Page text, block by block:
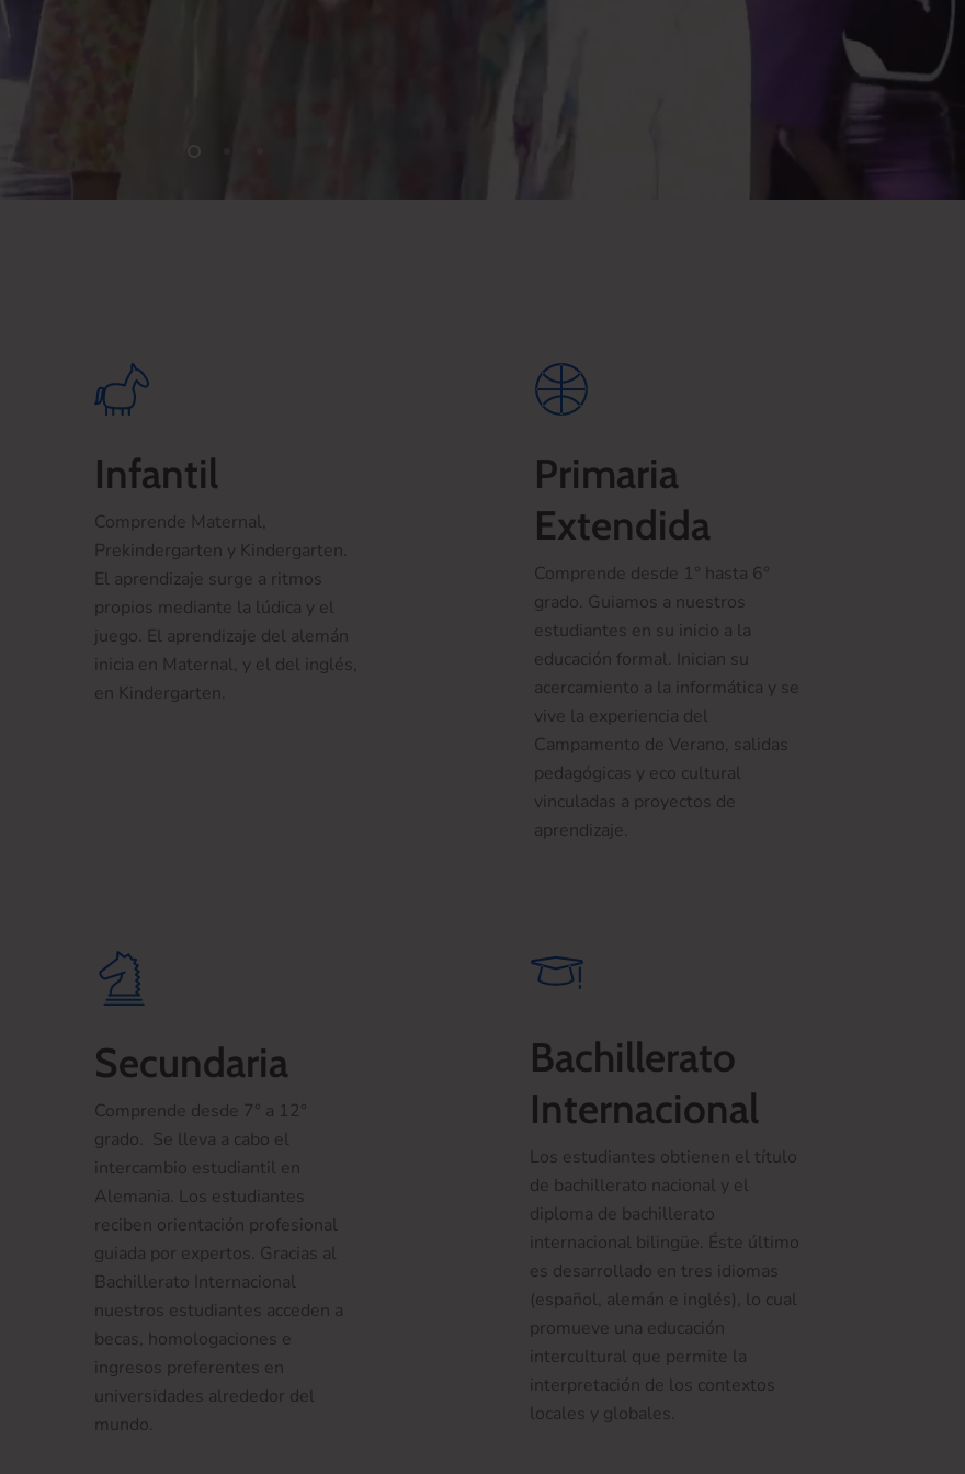
Infantil
Comprende Maternal,
Prekindergarten y Kindergarten.
El aprendizaje surge a ritmos
propios mediante la lúdica y el
juego. El aprendizaje del alemán
inicia en Maternal, y el del inglés,
en Kindergarten.
Primaria
Extendida
Comprende desde 1° hasta 6°
grado. Guiamos a nuestros
estudiantes en su inicio a la
educación formal. Inician su
acercamiento a la informática y se
vive la experiencia del
Campamento de Verano, salidas
pedagógicas y eco cultural
vinculadas a proyectos de
aprendizaje.
Secundaria
Comprende desde 7° a 12°
grado. Se lleva a cabo el
intercambio estudiantil en
Alemania. Los estudiantes
reciben orientación profesional
guiada por expertos. Gracias al
Bachillerato Internacional
nuestros estudiantes acceden a
becas, homologaciones e
ingresos preferentes en
universidades alrededor del
mundo.
Bachillerato
Internacional
Los estudiantes obtienen el título
de bachillerato nacional y el
diploma de bachillerato
internacional bilingüe. Éste último
es desarrollado en tres idiomas
(español, alemán e inglés), lo cual
promueve una educación
intercultural que permite la
interpretación de los contextos
locales y globales.